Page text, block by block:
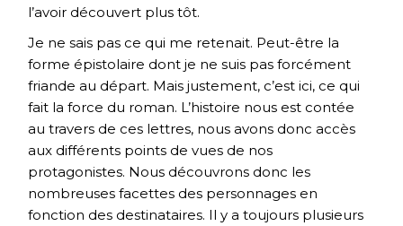
l’avoir découvert plus tôt.
Je ne sais pas ce qui me retenait. Peut-être la
forme épistolaire dont je ne suis pas forcément
friande au départ. Mais justement, c’est ici, ce qui
fait la force du roman. L’histoire nous est contée
au travers de ces lettres, nous avons donc accès
aux différents points de vues de nos
protagonistes. Nous découvrons donc les
nombreuses facettes des personnages en
fonction des destinataires. Il y a toujours plusieurs